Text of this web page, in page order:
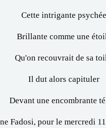
Cette intrigante psychée
Brillante comme une
Qu'on recouvrait de sa
Il dut alors capituler
Devant une encombrante
Fadosi, pour le mercredi